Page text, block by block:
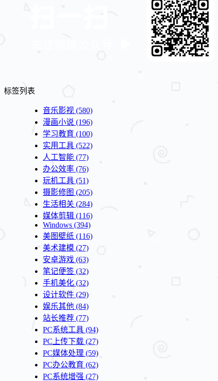
标签列表
音乐影视 (580)
漫画小说 (196)
学习教育 (100)
实用工具 (522)
人工智能 (77)
办公效率 (76)
玩机工具 (51)
摄影修图 (205)
生活相关 (284)
媒体剪辑 (116)
Windows (394)
美图壁纸 (116)
美术建模 (27)
安卓游戏 (63)
笔记便签 (32)
手机美化 (32)
设计软件 (29)
娱乐其他 (84)
站长推荐 (77)
PC系统工具 (94)
PC上传下载 (27)
PC媒体处理 (59)
PC办公教育 (62)
PC系统增强 (27)